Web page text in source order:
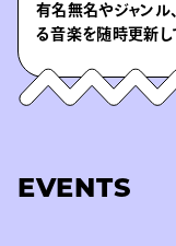
有名無名やジャンル
る音楽を随時更新し
EVENTS